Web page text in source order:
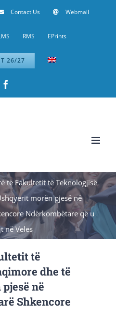
Contact Us Webmail
RMS EPrints
26/27
të Fakultetit të Teknologjisë
morën pjesë në
Ndërkombëtare që u
në Veles
të
dhe të
në
Shkencore